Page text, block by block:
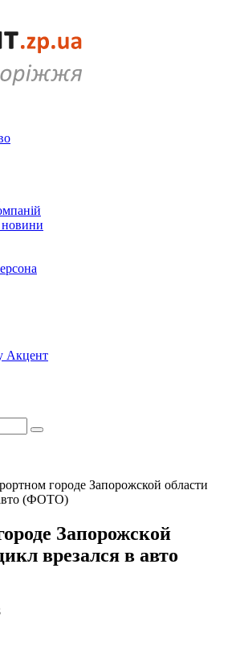
новини
Акцент
городе Запорожской области
(ФОТО)
Запорожской
врезался в авто